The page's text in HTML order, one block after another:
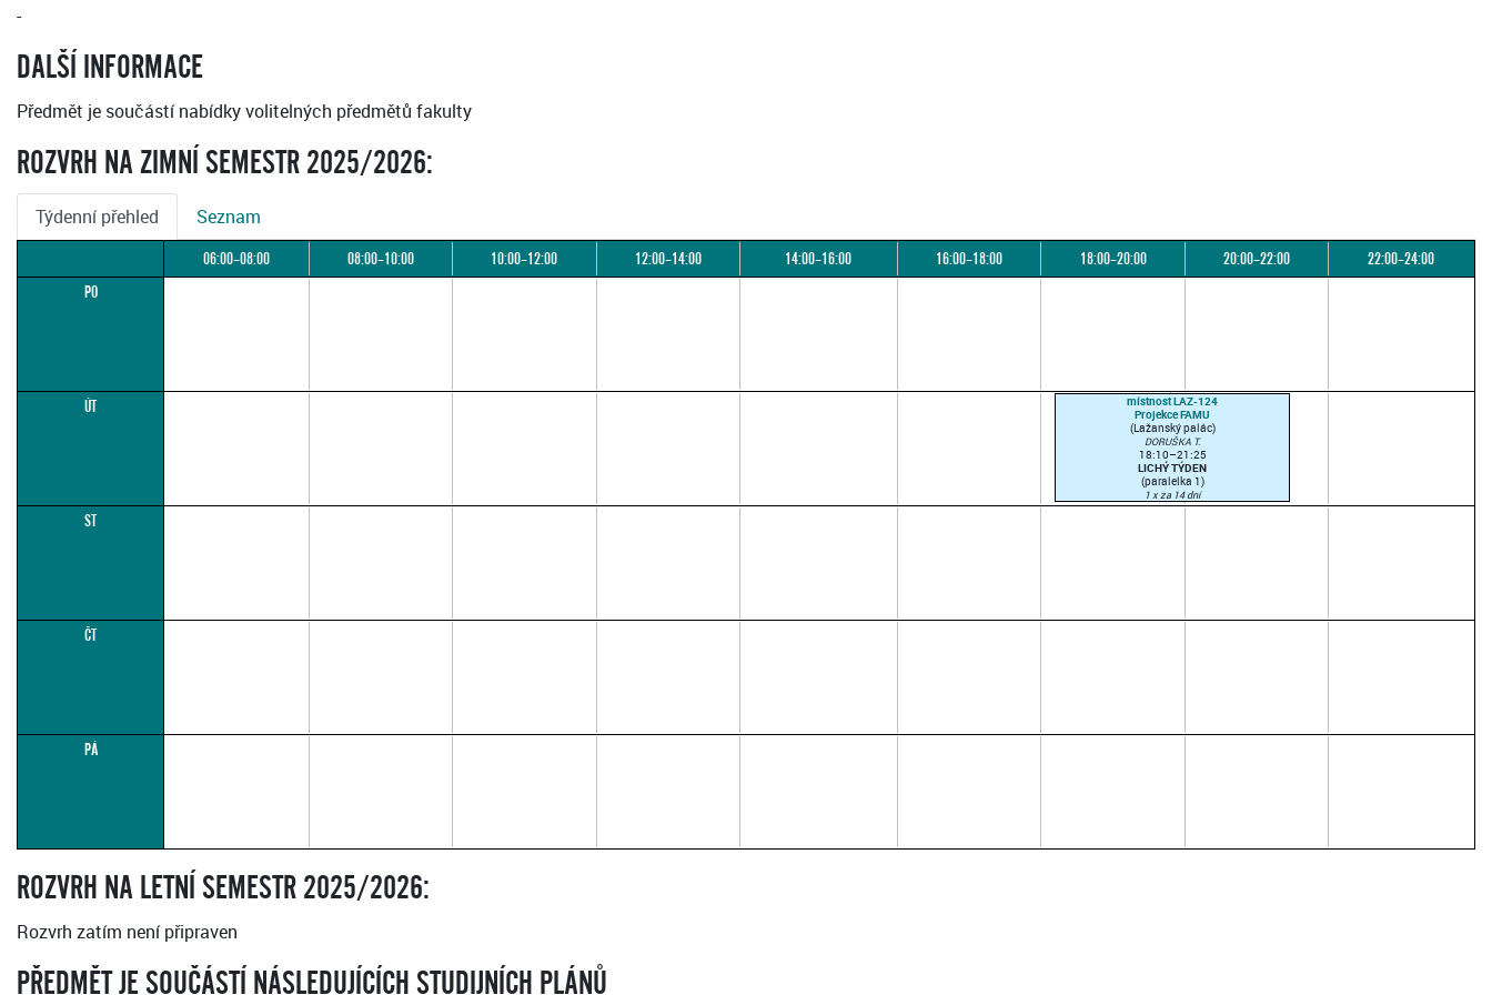
-
DALŠÍ INFORMACE
Předmět je součástí nabídky volitelných předmětů fakulty
ROZVRH NA ZIMNÍ SEMESTR 2025/2026:
Týdenní přehled Seznam
06:00–08:00 08:00–10:00 10:00–12:00 12:00–14:00 14:00–16:00 16:00–18:00 18:00–20:00 20:00–22:00
22:00–24:00
PO
ÚT
místnost LAZ-124
Projekce FAMU
(Lažanský palác)
DORUŠKA T.
18:10–21:25
LICHÝ TÝDEN
(paralelka 1)
1 x za 14 dní
ST
ČT
PÁ
ROZVRH NA LETNÍ SEMESTR 2025/2026:
Rozvrh zatím není připraven
PŘEDMĚT JE SOUČÁSTÍ NÁSLEDUJÍCÍCH STUDIJNÍCH PLÁNŮ